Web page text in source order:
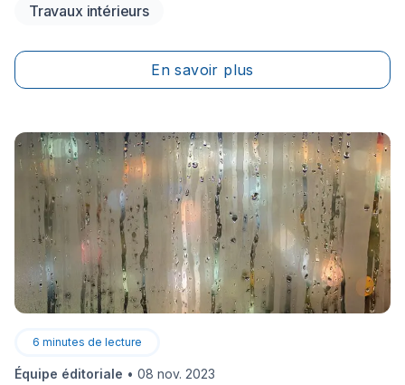
font en sorte qu'il est difficile&nbsp;de ne pas les
Travaux intérieurs
En savoir plus
6 minutes de lecture
Équipe éditoriale • 08 nov. 2023